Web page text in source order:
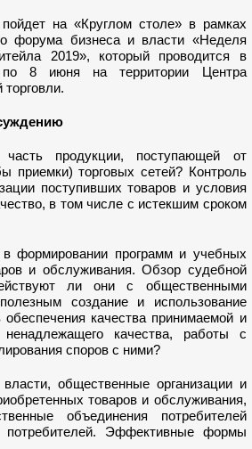
на «Круглом столе» в рамках
форума бизнеса и власти «Неделя
2019», который проводится в
8 июня на территории Центра
продукции, поступающей от
приемки) торговых сетей? Контроль
поступивших товаров и условия
в том числе с истекшим сроком
формировании программ и учебных
и обслуживания. Обзор судебной
ли они с общественными
создание и использование
качества принимаемой и
ненадлежащего качества, работы с
споров с ними?
общественные организации и
товаров и обслуживания,
объединения потребителей
потребителей. Эффективные формы